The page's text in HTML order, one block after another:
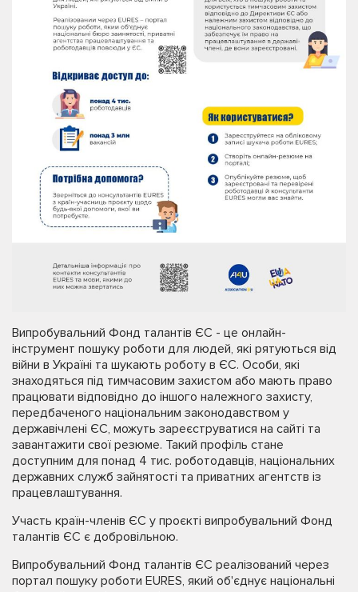
Випробувальний Фонд талантів ЄС - це онлайн-
інструмент пошуку роботи для людей, які рятуються від
війни в Україні та шукають роботу в ЄС. Особи, які
знаходяться під тимчасовим захистом або мають право
працювати відповідно до іншого належного захисту,
передбаченого національним законодавством у
державічлені ЄС, можуть зареєструватися на сайті та
завантажити свої резюме. Такий профіль стане
доступним для понад 4 тис. роботодавців, національних
державних служб зайнятості та приватних агентств із
працевлаштування.
Участь країн-членів ЄС у проєкті випробувальний Фонд
талантів ЄС є добровільною.
Випробувальний Фонд талантів ЄС реалізований через
портал пошуку роботи EURES, який об'єднує національні